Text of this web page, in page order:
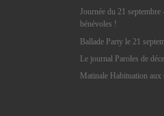
Journée du 21
bénévoles !
Ballade Party le 21
Le journal Paroles de
Matinale Habituation